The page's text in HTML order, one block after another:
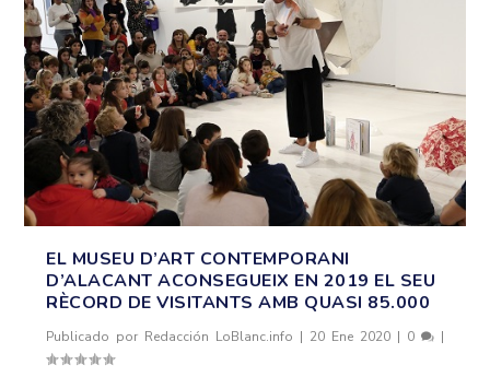
EL MUSEU D’ART CONTEMPORANI
D’ALACANT ACONSEGUEIX EN 2019 EL SEU
RÈCORD DE VISITANTS AMB QUASI 85.000
Publicado por Redacción LoBlanc.info | 20 Ene 2020| 0 |